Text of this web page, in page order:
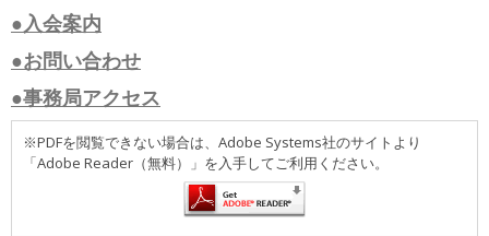
●入会案内
●お問い合わせ
●事務局アクセス
※PDFを閲覧できない場合は、Adobe Systems社のサイトより
「Adobe Reader（無料）」を入手してご利用ください。